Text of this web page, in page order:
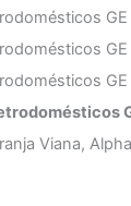
GE
Viana,